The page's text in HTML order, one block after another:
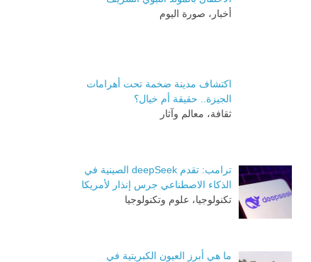
أخبار، صورة اليوم
اكتشاف مدينة ضخمة تحت أهرامات
الجيزة.. حقيقة أم خيال؟
ثقافة، معالم وآثار
ترامب: تقدم deepSeek الصينية في
الذكاء الاصطناعي جرس إنذار لأمريكا
تكنولوجيا، علوم وتكنولوجيا
ما هي أبرز العيون الكبريتية في